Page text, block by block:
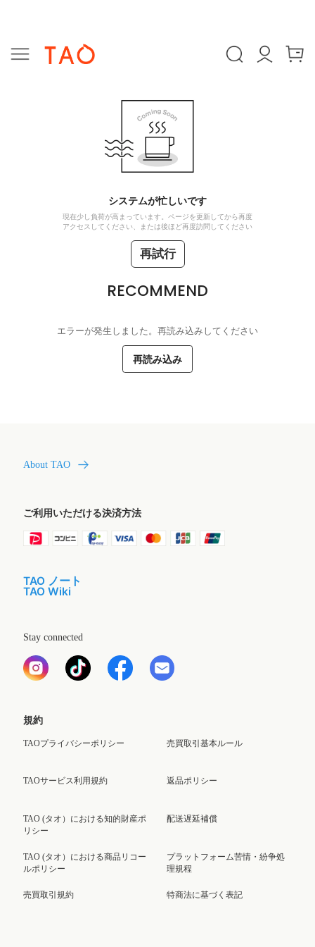
システムが忙しいです
現在少し負荷が高まっています。ページを更新してから再度
アクセスしてください、または後ほど再度訪問してください
再試行
RECOMMEND
エラーが発生しました。再読み込みしてください
再読み込み
About TAO
ご利用いただける決済方法
TAO ノート
TAO Wiki
Stay connected
規約
TAOプライバシーポリシー
TAOサービス利用規約
TAO (タオ）における知的財産ポ
リシー
TAO (タオ）における商品リコー
ルポリシー
売買取引規約
売買取引基本ルール
返品ポリシー
配送遅延補償
プラットフォーム苦情・紛争処
理規程
特商法に基づく表記